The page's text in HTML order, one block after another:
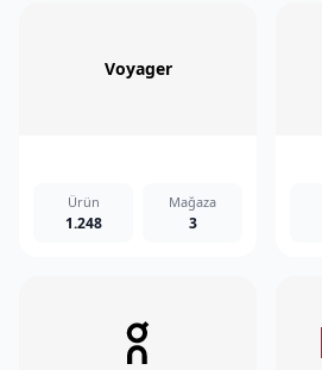
Voyager
Ürün
1.248
Mağaza
3